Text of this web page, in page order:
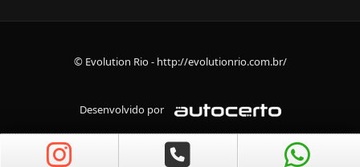
© Evolution Rio - http://evolutionrio.com.br/
Desenvolvido por